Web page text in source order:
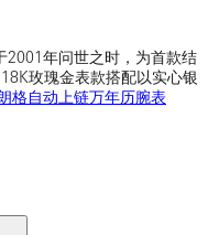
2001年问世之时，为首款结
玫瑰金表款搭配以实心银
格自动上链万年历腕表